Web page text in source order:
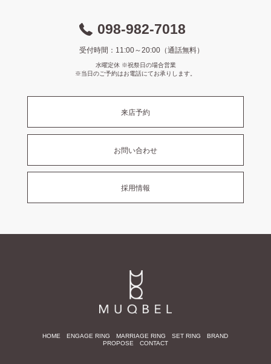
098-982-7018
受付時間：11:00～20:00（通話無料）
水曜定休 ※祝祭日の場合営業
※当日のご予約はお電話にてお承りします。
来店予約
お問い合わせ
採用情報
HOME ENGAGE RING MARRIAGE RING SET RING
BRAND
PROPOSE
CONTACT